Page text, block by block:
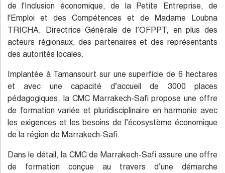
de l'Inclusion économique, de la Petite Entreprise, de
l'Emploi et des Compétences et de Madame Loubna
TRICHA, Directrice Générale de l’OFPPT, en plus des
acteurs régionaux, des partenaires et des représentants
des autorités locales.
Implantée à Tamansourt sur une superficie de 6 hectares
et avec une capacité d’accueil de 3000 places
pédagogiques, la CMC Marrakech-Safi propose une offre
de formation variée et pluridisciplinaire en harmonie avec
les exigences et les besoins de l’écosystème économique
de la région de Marrakech-Safi.
Dans le détail, la CMC de Marrakech-Safi assure une offre
de formation conçue au travers d’une démarche